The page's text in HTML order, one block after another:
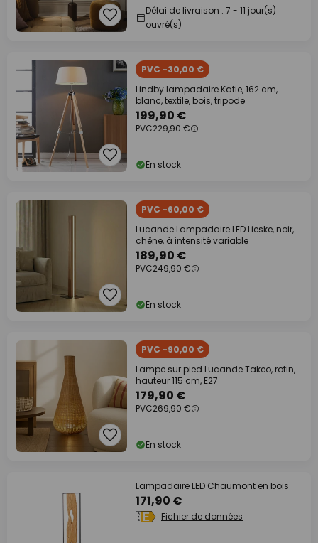
Délai de livraison : 7 - 11 jour(s)
ouvré(s)
PVC -30,00 €
Lindby lampadaire Katie, 162 cm,
blanc, textile, bois, tripode
199,90 €
PVC229,90 €
En stock
PVC -60,00 €
Lucande Lampadaire LED Lieske, noir,
chêne, à intensité variable
189,90 €
PVC249,90 €
En stock
PVC -90,00 €
Lampe sur pied Lucande Takeo, rotin,
hauteur 115 cm, E27
179,90 €
PVC269,90 €
En stock
Lampadaire LED Chaumont en bois
171,90 €
Fichier de données